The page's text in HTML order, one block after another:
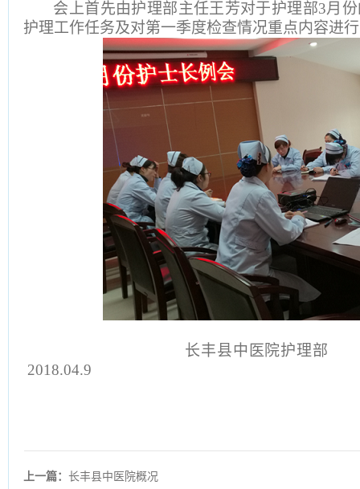
会上首先由护理部主任王芳对于护理部3月
护理工作任务及对第一季度检查情况重点内容进
长丰县
2018.04.9
上一篇：长丰县中医院概况